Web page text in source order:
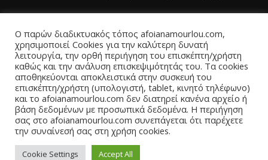
Social Media
Facebook
Instagram
LinkedIn
Ο παρών διαδικτυακός τόπος afoianamourlou.com,
χρησιμοποιεί Cookies για την καλύτερη δυνατή
λειτουργία, την ορθή περιήγηση του επισκέπτη/χρήστη
καθώς και την ανάλυση επισκεψιμότητάς του. Τα cookies
αποθηκεύονται αποκλειστικά στην συσκευή του
επισκέπτη/χρήστη (υπολογιστή, tablet, κινητό τηλέφωνο)
και το afoianamourlou.com δεν διατηρεί κανένα αρχείο ή
βάση δεδομένων με προσωπικά δεδομένα. Η περιήγηση
σας στο afoianamourlou.com συνεπάγεται ότι παρέχετε
την συναίνεσή σας στη χρήση cookies.
Cookie Settings Accept All